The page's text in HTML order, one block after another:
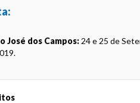
José dos Campos: 24 e 25 de